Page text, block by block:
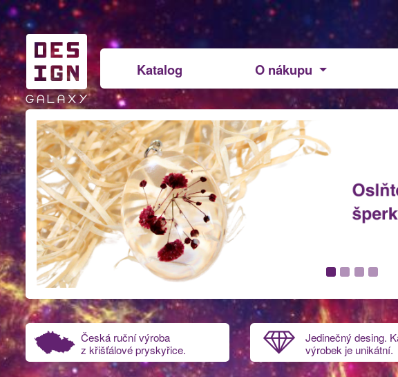
Katalog O nákupu
Česká ruční výroba
z křišťálové pryskyřice.
Jedinečný desing.
výrobek je unikátní.